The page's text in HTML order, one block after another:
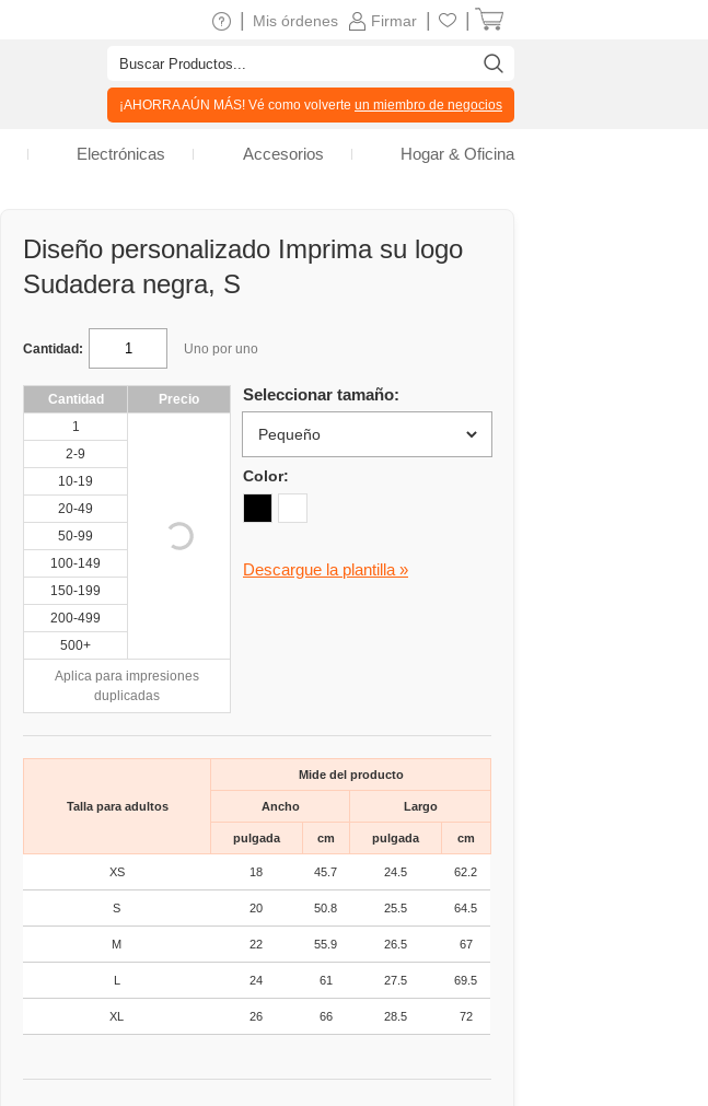
Diseño personalizado Imprima su logo
Sudadera negra, S
Cantidad: Uno por uno
Cantidad
Precio
1
2-9
10-19
20-49
50-99
100-149
150-199
200-499
500+
Aplica para impresiones
duplicadas
Seleccionar tamaño:
Color:
Descargue la plantilla »
Talla para adultos
Mide del producto
Ancho Largo
pulgada cm pulgada cm
XS 18 45.7 24.5 62.2
S 20 50.8 25.5 64.5
M 22 55.9 26.5 67
L 24 61 27.5 69.5
XL 26 66 28.5 72
Firmar
Mis órdenes
¡AHORRA AÚN MÁS! Vé como volverte un miembro de negocios
Electrónicas Accesorios Hogar & Oficina